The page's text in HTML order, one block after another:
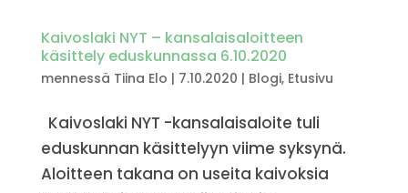
Kaivoslaki NYT – kansalaisaloitteen
käsittely eduskunnassa 6.10.2020
mennessä Tiina Elo | 7.10.2020 | Blogi, Etusivu
Kaivoslaki NYT -kansalaisaloite tuli
eduskunnan käsittelyyn viime syksynä.
Aloitteen takana on useita kaivoksia